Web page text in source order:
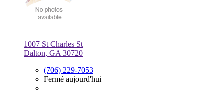
1007 St Charles St
Dalton, GA 30720
(706) 229-7053
Fermé aujourd'hui